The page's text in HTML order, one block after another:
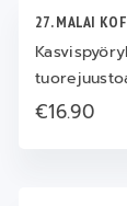
27. MALAI
€16.90